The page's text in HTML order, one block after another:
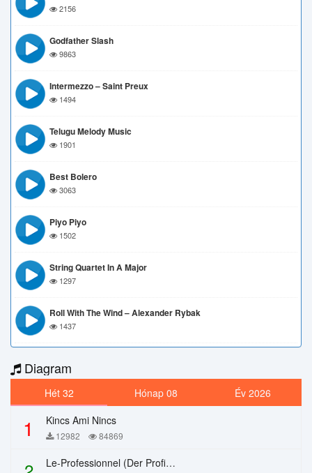
2156
Godfather Slash
9863
Intermezzo – Saint Preux
1494
Telugu Melody Music
1901
Best Bolero
3063
Piyo Piyo
1502
String Quartet In A Major
1297
Roll With The Wind – Alexander Rybak
1437
Diagram
Hét 32 Hónap 08 Év 2026
1 Kincs Ami Nincs
12982 84869
Le-Professionnel (Der Profi) – Chi Mai